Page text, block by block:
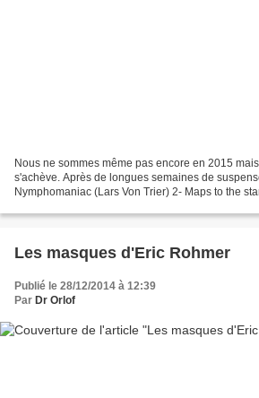
Nous ne sommes même pas encore en 2015
s'achève. Après de longues semaines de
Nymphomaniac (Lars Von Trier) 2- Maps to the
Les masques d'Eric Rohmer
Publié le 28/12/2014 à 12:39
Par Dr Orlof